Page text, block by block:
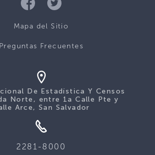
Mapa del Sitio
Preguntas Frecuentes
De Estadística Y Censos
Norte, entre 1a Calle Pte y
Arce, San Salvador
2281-8000